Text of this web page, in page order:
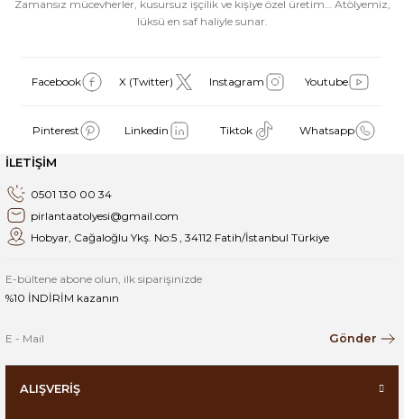
Zamansız mücevherler, kusursuz işçilik ve kişiye özel üretim… Atölyemiz,
lüksü en saf haliyle sunar.
Facebook X (Twitter) Instagram Youtube
Pinterest Linkedin Tiktok Whatsapp
İLETİŞİM
0501 130 00 34
pirlantaatolyesi@gmail.com
Hobyar, Cağaloğlu Ykş. No:5 , 34112 Fatih/İstanbul Türkiye
E-bültene abone olun, ilk siparişinizde
%10 İNDİRİM kazanın
Gönder
ALIŞVERİŞ